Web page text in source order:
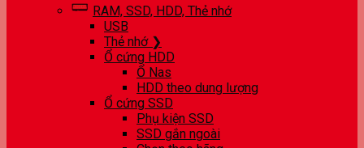
RAM, SSD, HDD, Thẻ nhớ
USB
Thẻ nhớ ❯
Ổ cứng HDD
Ổ Nas
HDD theo dung lượng
Ổ cứng SSD
Phụ kiện SSD
SSD gắn ngoài